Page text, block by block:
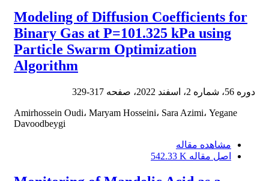
Modeling of Diffusion Coefficients for
Binary Gas at P=101.325 kPa using
Particle Swarm Optimization
Algorithm
دوره 56، شماره 2، اسفند 2022، صفحه 317-329
Amirhossein Oudi، Maryam Hosseini، Sara Azimi، Yegane
Davoodbeygi
مشاهده مقاله
اصل مقاله 542.33 K